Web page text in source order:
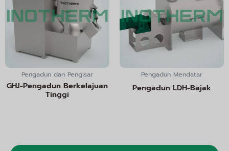
Pengadun dan Pengisar
GHJ-Pengadun Berkelajuan
Tinggi
Pengadun Mendatar
Pengadun LDH-Bajak